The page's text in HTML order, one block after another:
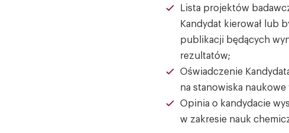
Lista projektów
Kandydat kierował lub
publikacji będących
rezultatów;
Oświadczenie
na stanowiska
Opinia o kandydacie
w zakresie nauk